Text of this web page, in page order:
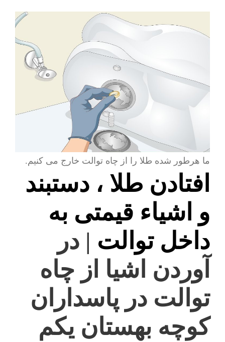
ما هرطور شده طلا را از چاه توالت خارج می کنیم.
افتادن طلا ، دستبند
و اشیاء قیمتی به
داخل توالت | در
آوردن اشیا از چاه
توالت در پاسداران
کوچه بهستان یکم